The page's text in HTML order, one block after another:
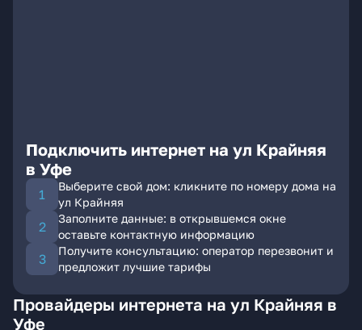
Подключить интернет на ул Крайняя
в Уфе
Выберите свой дом: кликните по номеру дома на
ул Крайняя
Заполните данные: в открывшемся окне
оставьте контактную информацию
Получите консультацию: оператор перезвонит и
предложит лучшие тарифы
Провайдеры интернета на ул Крайняя в
Уфе